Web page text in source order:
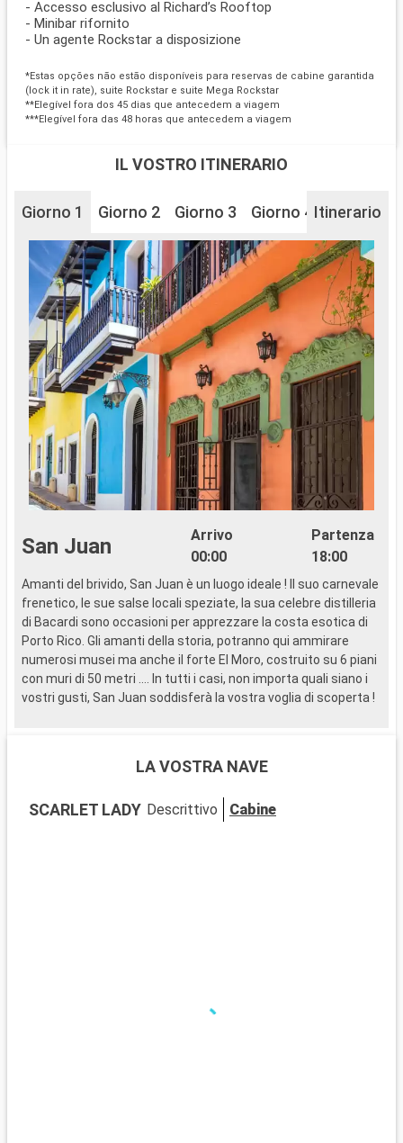
- Accesso esclusivo al Richard’s Rooftop
- Minibar rifornito
- Un agente Rockstar a disposizione
*Estas opções não estão disponíveis para reservas de cabine garantida
(lock it in rate), suite Rockstar e suite Mega Rockstar
**Elegível fora dos 45 dias que antecedem a viagem
***Elegível fora das 48 horas que antecedem a viagem
IL VOSTRO ITINERARIO
Giorno 1 Giorno 2 Giorno 3 Giorno 4 Giorno 5
Itinerario
San Juan
Arrivo
00:00
Partenza
18:00
Amanti del brivido, San Juan è un luogo ideale ! Il suo carnevale
frenetico, le sue salse locali speziate, la sua celebre distilleria
di Bacardi sono occasioni per apprezzare la costa esotica di
Porto Rico. Gli amanti della storia, potranno qui ammirare
numerosi musei ma anche il forte El Moro, costruito su 6 piani
con muri di 50 metri …. In tutti i casi, non importa quali siano i
vostri gusti, San Juan soddisferà la vostra voglia di scoperta !
LA VOSTRA NAVE
SCARLET LADY Descrittivo Cabine